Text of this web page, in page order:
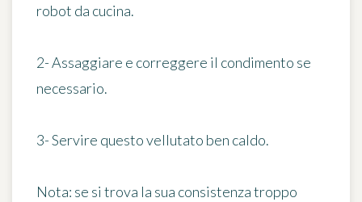
robot da cucina.
2- Assaggiare e correggere il condimento se
necessario.
3- Servire questo vellutato ben caldo.
Nota: se si trova la sua consistenza troppo